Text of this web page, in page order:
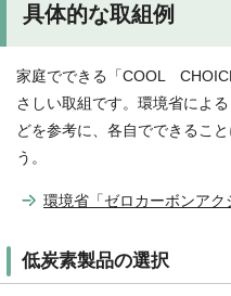
具体的な取組例
家庭でできる「COOL
さしい取組です。環境省によ
どを参考に、各自でできるこ
う。
環境省「ゼロカーボンアク
低炭素製品の選択